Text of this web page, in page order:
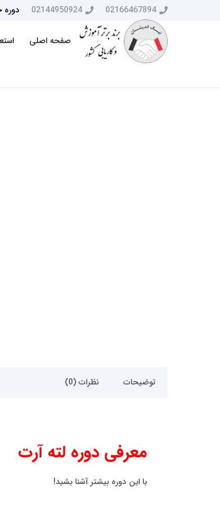
02166467894
02144950924 دوره
صفحه اصلی
توضیحات نظرات (0)
معرفی دوره لته آرت
با این دوره بیشتر آشنا بشید!